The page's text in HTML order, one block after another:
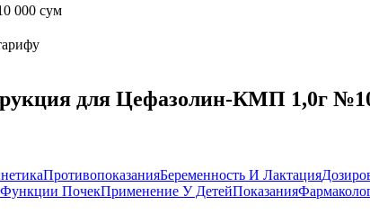
000 сум
для Цефазолин-КМП 1,0г
ПротивопоказанияБеременность И Лактация
ПочекПрименение У ДетейПоказания